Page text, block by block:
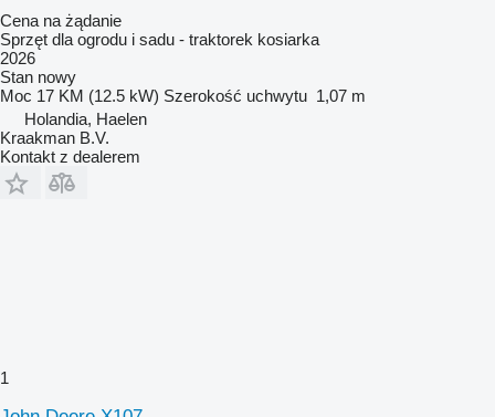
Cena na żądanie
Sprzęt dla ogrodu i sadu - traktorek kosiarka
2026
Stan nowy
Moc 17 KM (12.5 kW) Szerokość uchwytu 1,07 m
Holandia, Haelen
Kraakman B.V.
Kontakt z dealerem
1